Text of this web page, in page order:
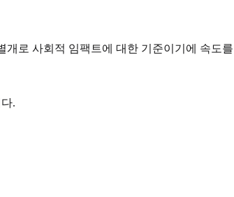
로 사회적 임팩트에 대한 기준이기에 속도
.